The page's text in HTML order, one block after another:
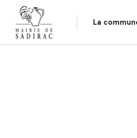
La
Panneau de gestion des cookies